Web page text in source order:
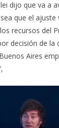
dijo que va a
que el ajuste
recursos del
decisión de la
Aires